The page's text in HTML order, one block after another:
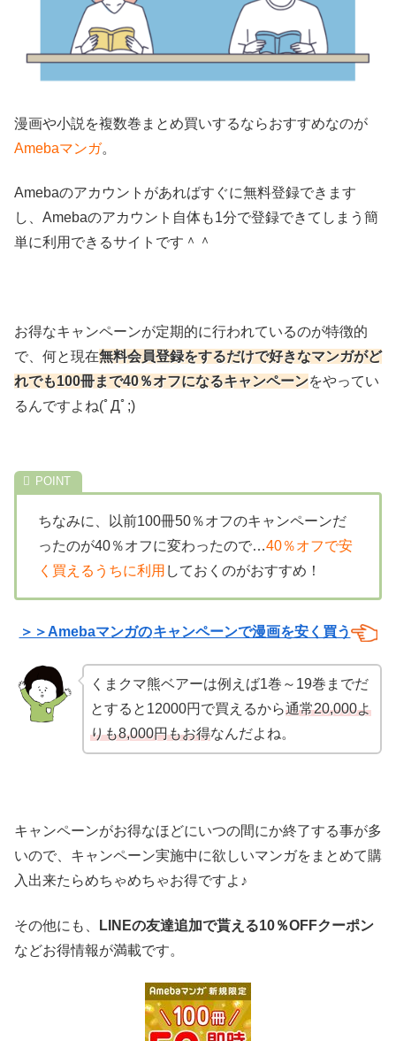
漫画や小説を複数巻まとめ買いするならおすすめなのが
Amebaマンガ。
Amebaのアカウントがあればすぐに無料登録できます
し、Amebaのアカウント自体も1分で登録できてしまう簡
単に利用できるサイトです＾＾
お得なキャンペーンが定期的に行われているのが特徴的
で、何と現在無料会員登録をするだけで好きなマンガがど
れでも100冊まで40％オフになるキャンペーンをやってい
るんですよね(ﾟДﾟ;)
ちなみに、以前100冊50％オフのキャンペーンだ
ったのが40％オフに変わったので…40％オフで安
く買えるうちに利用 しておくのがおすすめ！
＞＞Amebaマンガのキャンペーンで漫画を安く買う
くまクマ熊ベアーは例えば1巻～19巻までだ
とすると12000円で買えるから通常20,000よ
りも8,000円もお得なんだよね。
キャンペーンがお得なほどにいつの間にか終了する事が多
いので、キャンペーン実施中に欲しいマンガをまとめて購
入出来たらめちゃめちゃお得ですよ♪
その他にも、
LINEの友達追加で貰える10％OFFクーポン
などお得情報が満載です。